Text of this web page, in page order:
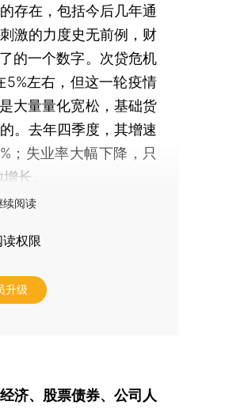
存在，包括今后几年通
激的力度史无前例，财
的一个数字。次贷危机
左右，但这一轮疫情
大量量化宽松，基础货
。去年四季度，其增速
；失业率大幅下降，只
长。
续阅读
读权限
升级
济、股票债券、公司人